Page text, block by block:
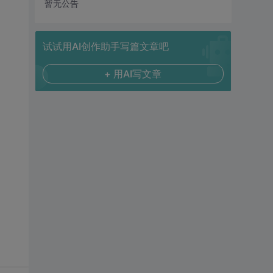
暂无公告
试试用AI创作助手写篇文章吧
+ 用AI写文章